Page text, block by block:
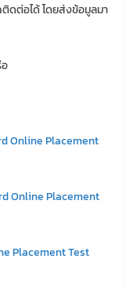
ดต่อได้ โดยส่งข้อมูลมา
Online Placement
Online Placement
Placement Test